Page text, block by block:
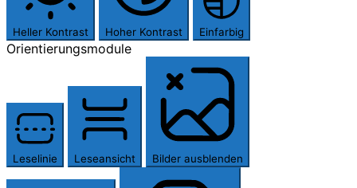
Heller Kontrast Hoher Kontrast Einfarbig
Orientierungsmodule
Leselinie Leseansicht Bilder ausblenden